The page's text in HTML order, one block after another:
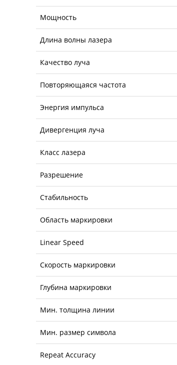
Мощность
Длина волны лазера
Качество луча
Повторяющаяся частота
Энергия импульса
Дивергенция луча
Класс лазера
Разрешение
Стабильность
Область маркировки
Linear Speed
Скорость маркировки
Глубина маркировки
Мин. толщина линии
Мин. размер символа
Repeat Accuracy